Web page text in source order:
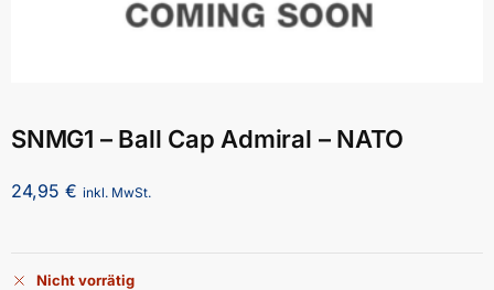
SNMG1 – Ball Cap Admiral – NATO
24,95 € inkl. MwSt.
Nicht vorrätig